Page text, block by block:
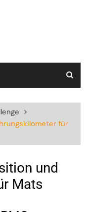
für
und
Mats